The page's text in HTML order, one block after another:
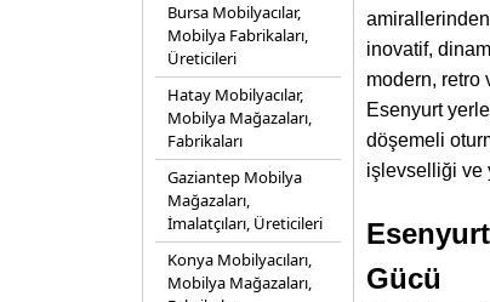
Bursa Mobilyacılar,
Mobilya Fabrikaları,
Üreticileri
Hatay Mobilyacılar,
Mobilya Mağazaları,
Fabrikaları
Gaziantep Mobilya
Mağazaları,
İmalatçıları, Üreticileri
Konya Mobilyacıları,
Mobilya Mağazaları,
inovatif,
modern, retro
Esenyurt
döşemeli
işlevselliği ve
Gücü